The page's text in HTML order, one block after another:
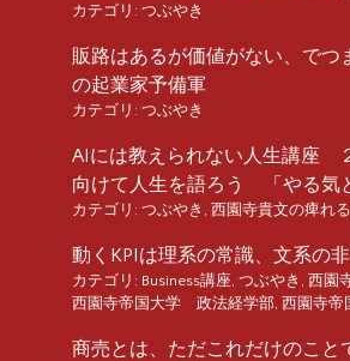
カテゴリ: つぶやき
販路はあるが価値がない、でつ
の起業家予備軍
カテゴリ: つぶやき
AIには教えられない人生講座
向けて人生を語ろう 「やる気
カテゴリ: つぶやき 西園寺貴文の痺れ
動くKPIは理系の常識、文系の
カテゴリ: Business講座 つぶやき 西園
西園寺帝国大学 政法経学部 西園寺
商売とは、ただこれだけのこと